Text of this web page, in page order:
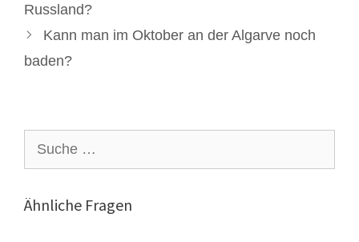
Russland?
Kann man im Oktober an der Algarve noch
baden?
nach:
Ähnliche Fragen